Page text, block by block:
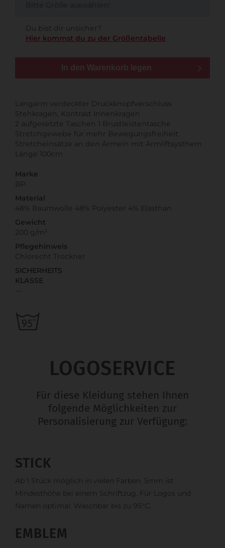
Bitte Größe auswählen!
Du bist dir unsicher?
Hier kommst du zu der Größentabelle
In den Warenkorb legen
Langarm verdeckter Druckknopfverschluss
Stehkragen, Kontrast Innenkragen
2 aufgesetzte Taschen 1 Brustleistentasche
Stretchgewebe für mehr Bewegungsfreiheit
Stretcheinsätze an den Ärmeln mit Armliftsysthem
Länge 100cm
Marke
BP
Material
48% Baumwolle 48% Polyester 4% Elasthan
Gewicht
200 g/m²
Pflegehinweis
Chlorecht Trockner
SICHERHEITS
KLASSE
LOGOSERVICE
Für diese Kleidung stehen Ihnen
folgende Möglichkeiten zur
Personalisierung zur Verfügung:
STICK
Ab 1 Stück möglich in vielen Farben. 5mm ist
Mindesthöhe bei einem Schriftzug. Für Logos und
Namen optimal. Waschbar bis zu 95°C.
EMBLEM